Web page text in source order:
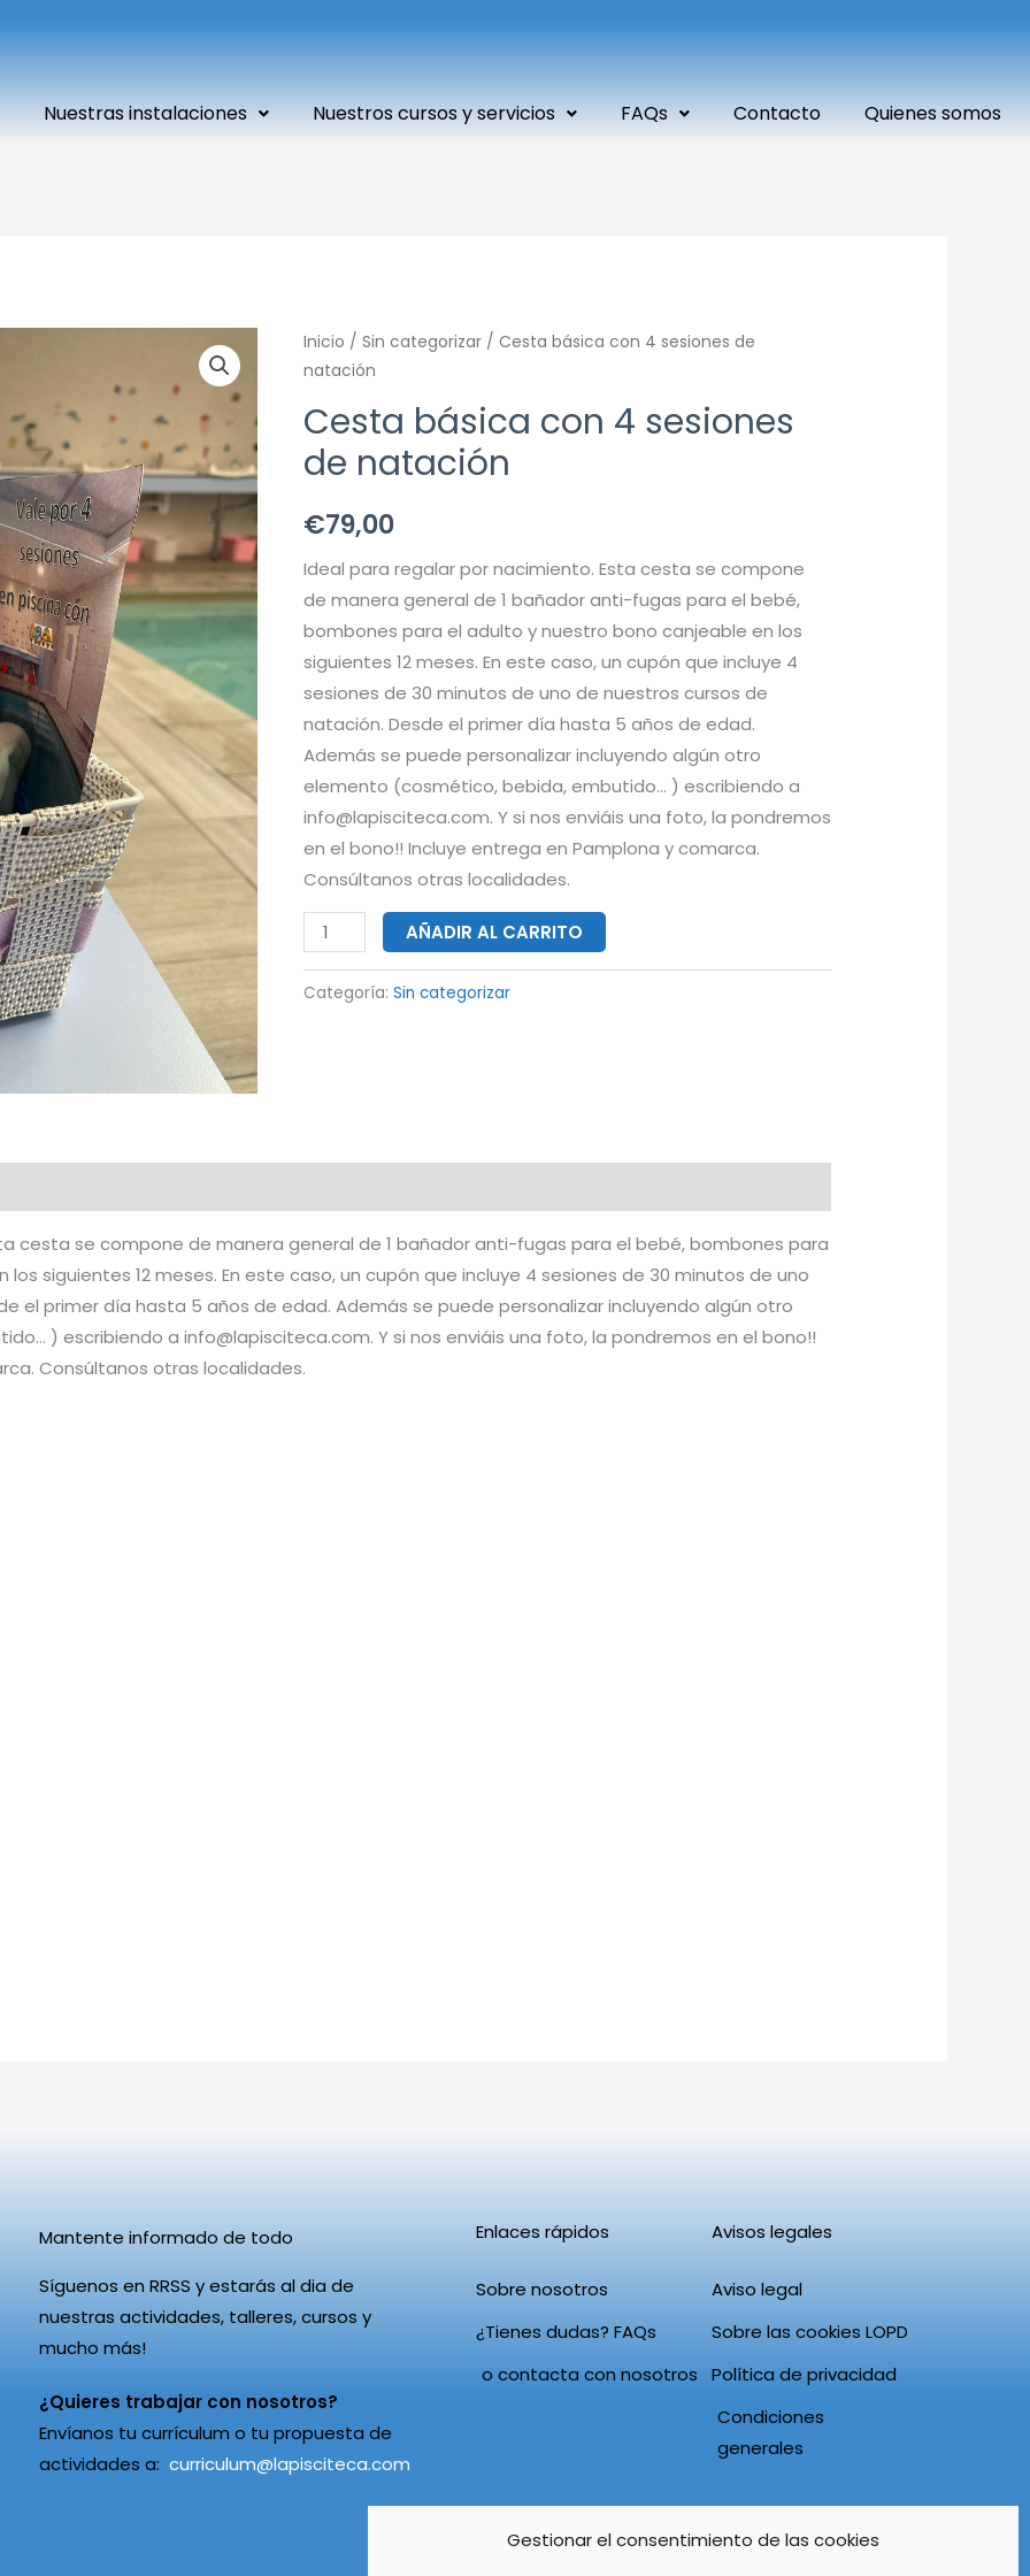
Gestionar el consentimiento de las cookies
Nuestras instalaciones Nuestros cursos y servicios FAQs Contacto Quienes somos
Inicio / Sin categorizar / Cesta básica con 4 sesiones de
natación
Cesta básica con 4 sesiones
de natación
€79,00
Ideal para regalar por nacimiento. Esta cesta se compone
de manera general de 1 bañador anti-fugas para el bebé,
bombones para el adulto y nuestro bono canjeable en los
siguientes 12 meses. En este caso, un cupón que incluye 4
sesiones de 30 minutos de uno de nuestros cursos de
natación. Desde el primer día hasta 5 años de edad.
Además se puede personalizar incluyendo algún otro
elemento (cosmético, bebida, embutido… ) escribiendo a
info@lapisciteca.com. Y si nos enviáis una foto, la pondremos
en el bono!! Incluye entrega en Pamplona y comarca.
Consúltanos otras localidades.
Cesta
básica
con
4
sesiones
natación
cantidad
AÑADIR AL CARRITO
Categoría: Sin categorizar
cesta se compone de manera general de 1 bañador anti-fugas para el bebé, bombones para
siguientes 12 meses. En este caso, un cupón que incluye 4 sesiones de 30 minutos de uno
el primer día hasta 5 años de edad. Además se puede personalizar incluyendo algún otro
) escribiendo a info@lapisciteca.com. Y si nos enviáis una foto, la pondremos en el bono!!
Consúltanos otras localidades.
Mantente informado de todo
Síguenos en RRSS y estarás al dia de
nuestras actividades, talleres, cursos y
mucho más!
¿Quieres trabajar con nosotros?
Envíanos tu currículum o tu propuesta de
actividades a: curriculum@lapisciteca.com
Enlaces rápidos
Sobre nosotros
¿Tienes dudas? FAQs
o contacta con nosotros
Avisos legales
Aviso legal
Sobre las cookies LOPD
Política de privacidad
Condiciones
generales